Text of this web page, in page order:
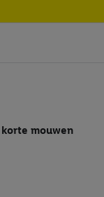
mouwen